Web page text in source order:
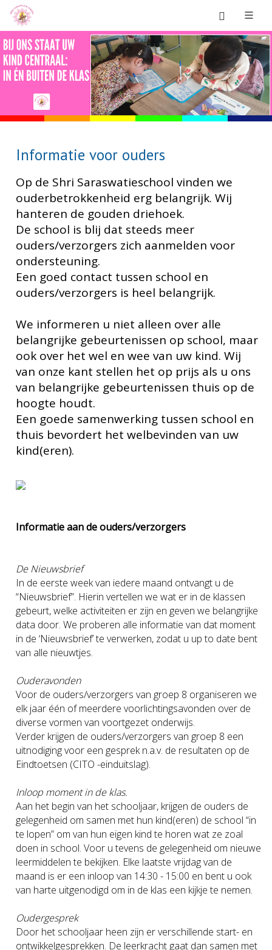
Informatie voor ouders
Op de Shri Saraswatieschool vinden we
ouderbetrokkenheid erg belangrijk. Wij
hanteren de gouden driehoek.
De school is blij dat steeds meer
ouders/verzorgers zich aanmelden voor
ondersteuning.
Een goed contact tussen school en
ouders/verzorgers is heel belangrijk.
We informeren u niet alleen over alle
belangrijke gebeurtenissen op school, maar
ook over het wel en wee van uw kind. Wij
van onze kant stellen het op prijs als u ons
van belangrijke gebeurtenissen thuis op de
hoogte houdt.
Een goede samenwerking tussen school en
thuis bevordert het welbevinden van uw
kind(eren).
Informatie aan de ouders/verzorgers
De Nieuwsbrief
In de eerste week van iedere maand ontvangt u de
“Nieuwsbrief”. Hierin vertellen we wat er in de klassen
gebeurt, welke activiteiten er zijn en geven we belangrijke
data door. We proberen alle informatie van dat moment
in de ‘Nieuwsbrief’ te verwerken, zodat u up to date bent
van alle nieuwtjes.
Ouderavonden
Voor de ouders/verzorgers van groep 8 organiseren we
elk jaar één of meerdere voorlichtingsavonden over de
diverse vormen van voortgezet onderwijs.
Verder krijgen de ouders/verzorgers van groep 8 een
uitnodiging voor een gesprek n.a.v. de resultaten op de
Eindtoetsen (CITO -einduitslag).
Inloop moment in de klas.
Aan het begin van het schooljaar, krijgen de ouders de
gelegenheid om samen met hun kind(eren) de school “in
te lopen” om van hun eigen kind te horen wat ze zoal
doen in school. Voor u tevens de gelegenheid om nieuwe
leermiddelen te bekijken. Elke laatste vrijdag van de
maand is er een inloop van 14:30 - 15:00 en bent u ook
van harte uitgenodigd om in de klas een kijkje te nemen.
Oudergesprek
Door het schooljaar heen zijn er verschillende start- en
ontwikkelgesprekken. De leerkracht gaat dan samen met